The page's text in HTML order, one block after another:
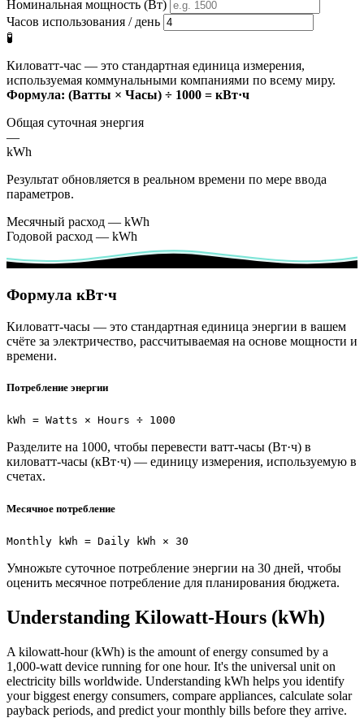
Номинальная мощность (Вт)
Часов использования / день
🧪
Киловатт-час — это стандартная единица измерения,
используемая коммунальными компаниями по всему миру.
Формула: (Ватты × Часы) ÷ 1000 = кВт·ч
Общая суточная энергия
—
kWh
Результат обновляется в реальном времени по мере ввода
параметров.
Месячный расход — kWh
Годовой расход — kWh
Формула кВт·ч
Киловатт-часы — это стандартная единица энергии в вашем
счёте за электричество, рассчитываемая на основе мощности и
времени.
Потребление энергии
kWh = Watts × Hours ÷ 1000
Разделите на 1000, чтобы перевести ватт-часы (Вт·ч) в
киловатт-часы (кВт·ч) — единицу измерения, используемую в
счетах.
Месячное потребление
Monthly kWh = Daily kWh × 30
Умножьте суточное потребление энергии на 30 дней, чтобы
оценить месячное потребление для планирования бюджета.
Understanding Kilowatt-Hours (kWh)
A kilowatt-hour (kWh) is the amount of energy consumed by a
1,000-watt device running for one hour. It's the universal unit on
electricity bills worldwide. Understanding kWh helps you identify
your biggest energy consumers, compare appliances, calculate solar
payback periods, and predict your monthly bills before they arrive.